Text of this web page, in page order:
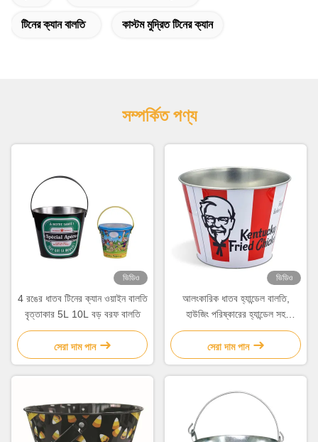
টিনের ক্যান বালতি কাস্টম মুদ্রিত টিনের ক্যান
সম্পর্কিত পণ্য
ভিডিও
4 রঙের ধাতব টিনের ক্যান ওয়াইন বালতি
বৃত্তাকার 5L 10L বড় বরফ বালতি
সেরা দাম পান
ভিডিও
আলংকারিক ধাতব হ্যান্ডেল বালতি,
হাউজিং পরিষ্কারের হ্যান্ডেল সহ
গ্যালভানাইজড বালতি
সেরা দাম পান